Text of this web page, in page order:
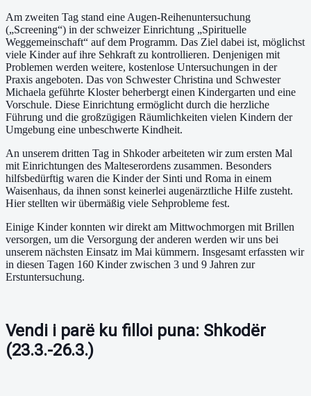
Am zweiten Tag stand eine Augen-Reihenuntersuchung
(„Screening“) in der schweizer Einrichtung „Spirituelle
Weggemeinschaft“ auf dem Programm. Das Ziel dabei ist, möglichst
viele Kinder auf ihre Sehkraft zu kontrollieren. Denjenigen mit
Problemen werden weitere, kostenlose Untersuchungen in der
Praxis angeboten. Das von Schwester Christina und Schwester
Michaela geführte Kloster beherbergt einen Kindergarten und eine
Vorschule. Diese Einrichtung ermöglicht durch die herzliche
Führung und die großzügigen Räumlichkeiten vielen Kindern der
Umgebung eine unbeschwerte Kindheit.
An unserem dritten Tag in Shkoder arbeiteten wir zum ersten Mal
mit Einrichtungen des Malteserordens zusammen. Besonders
hilfsbedürftig waren die Kinder der Sinti und Roma in einem
Waisenhaus, da ihnen sonst keinerlei augenärztliche Hilfe zusteht.
Hier stellten wir übermäßig viele Sehprobleme fest.
Einige Kinder konnten wir direkt am Mittwochmorgen mit Brillen
versorgen, um die Versorgung der anderen werden wir uns bei
unserem nächsten Einsatz im Mai kümmern. Insgesamt erfassten wir
in diesen Tagen 160 Kinder zwischen 3 und 9 Jahren zur
Erstuntersuchung.
Vendi i parë ku filloi puna: Shkodër
(23.3.-26.3.)